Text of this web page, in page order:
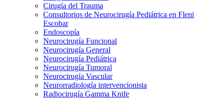
Cirugía del Trauma
Consultorios de Neurocirugía Pediátrica en Fleni
Escobar
Endoscopía
Neurocirugía Funcional
Neurocirugía General
Neurocirugía Pediátrica
Neurocirugía Tumoral
Neurocirugía Vascular
Neurorradiología intervencionista
Radiocirugía Gamma Knife